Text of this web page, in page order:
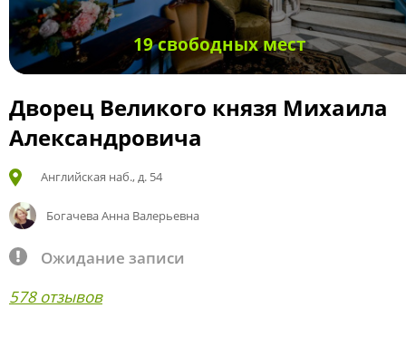
19 свободных мест
Дворец Великого князя Михаила
Александровича
Английская наб., д. 54
Богачева Анна Валерьевна
Ожидание записи
578 отзывов